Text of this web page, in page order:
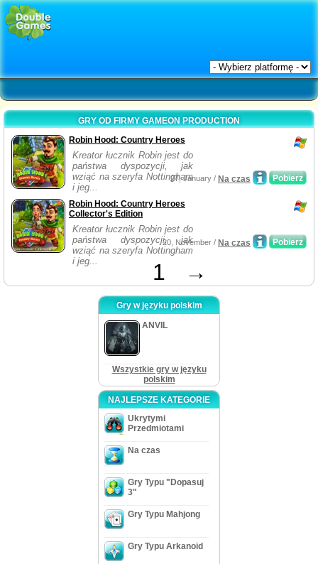
GRY OD FIRMY GAMEON PRODUCTION
Robin Hood: Country Heroes
Kreator łucznik Robin jest do
państwa dyspozycji, jak
wziąć na szeryfa Nottingham
i jeg...
Pobierz
27, January / Na czas
Robin Hood: Country Heroes
Collector's Edition
Kreator łucznik Robin jest do
państwa dyspozycji, jak
wziąć na szeryfa Nottingham
i jeg...
Pobierz
20, November / Na czas
1 →
Gry w języku polskim
ANVIL
Wszystkie gry w języku
polskim
NAJLEPSZE KATEGORIE
Ukrytymi
Przedmiotami
Na czas
Gry Typu "Dopasuj
3"
Gry Typu Mahjong
Gry Typu Arkanoid